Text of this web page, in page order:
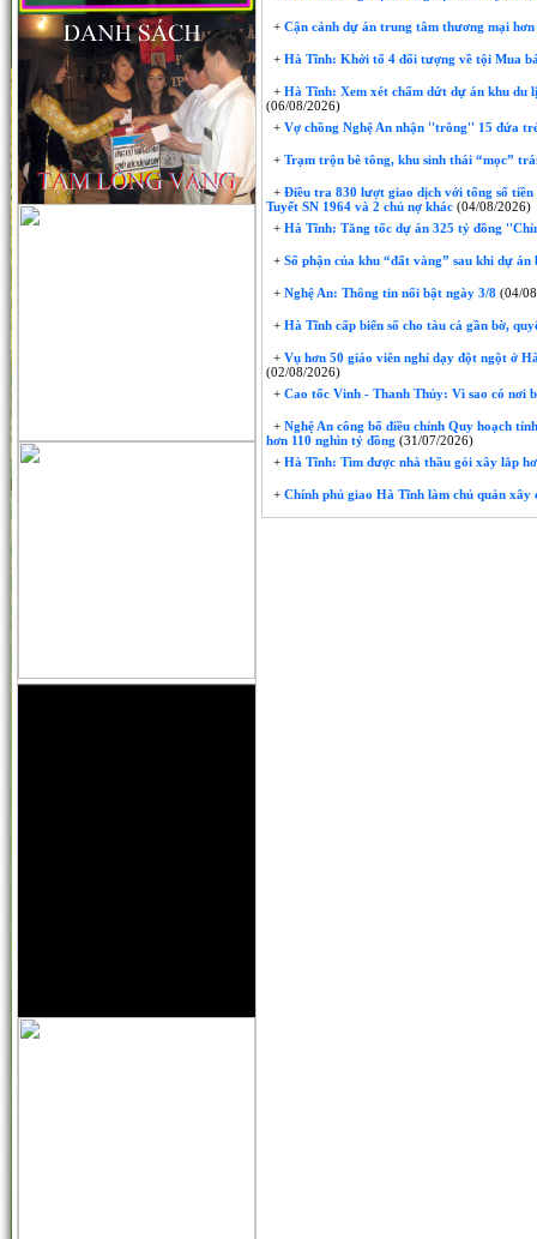
+ Cận cảnh dự án trung tâm thương mại
+ Hà Tĩnh: Khởi tố 4 đối tượng về tội Mua
+ Hà Tĩnh: Xem xét chấm dứt dự án khu du
(06/08/2026)
+ Vợ chồng Nghệ An nhận ''trông'' 15 đứa
+ Trạm trộn bê tông, khu sinh thái “mọc”
+ Điều tra 830 lượt giao dịch với tổng số
Tuyết SN 1964 và 2 chủ nợ khác (04/08/2026)
+ Hà Tĩnh: Tăng tốc dự án 325 tỷ đồng
+ Số phận của khu “đất vàng” sau khi dự
+ Nghệ An: Thông tin nổi bật ngày 3/8 (04/
+ Hà Tĩnh cấp biển số cho tàu cá gần bờ,
+ Vụ hơn 50 giáo viên nghỉ dạy đột ngột ở
(02/08/2026)
+ Cao tốc Vinh - Thanh Thủy: Vì sao có nơi
+ Nghệ An công bố điều chỉnh Quy hoạch
hơn 110 nghìn tỷ đồng (31/07/2026)
+ Hà Tĩnh: Tìm được nhà thầu gói xây lắp
+ Chính phủ giao Hà Tĩnh làm chủ quản xây